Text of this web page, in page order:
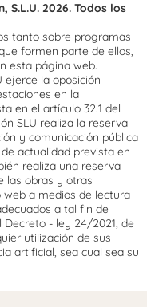
S.L.U. 2026. Todos los
tanto sobre programas
formen parte de ellos,
esta página web.
ejerce la oposición
en la
en el artículo 32.1 del
SLU realiza la reserva
y comunicación pública
actualidad prevista en
realiza una reserva
las obras y otras
web a medios de lectura
a tal fin de
Decreto - ley 24/2021, de
utilización de sus
artificial, sea cual sea su